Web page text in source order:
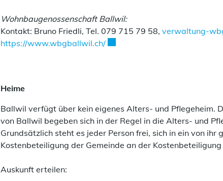
Wohnbaugenossenschaft Ballwil:
Kontakt: Bruno Friedli, Tel. 079 715 79 58, verwaltung-
https://www.wbgballwil.ch/Externer Link wird in einem
Heime
Ballwil verfügt über kein eigenes Alters- und Pflegeheim.
von Ballwil begeben sich in der Regel in die Alters- und
Grundsätzlich steht es jeder Person frei, sich in ein von
Kostenbeteiligung der Gemeinde an der
Auskunft erteilen: